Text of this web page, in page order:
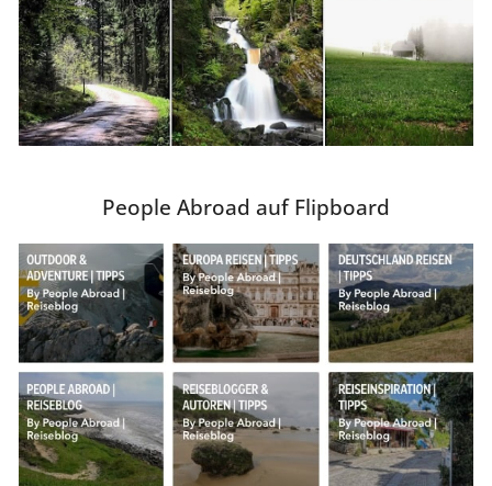
People Abroad auf Flipboard